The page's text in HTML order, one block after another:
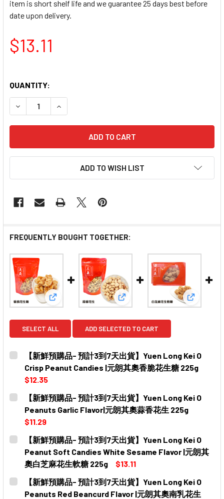
item is short shelf life and we guarantee 25 days best before
date upon delivery.
$13.11
QUANTITY:
DECREASE QUANTITY OF 【新鮮預購品- 預計3到7天出貨】
INCREASE QUANTITY OF 【新鮮預購品- 預計3
ADD TO WISH LIST
FREQUENTLY BOUGHT TOGETHER:
View: 【新鮮預購品- 預計3到7天出貨】Yuen
View: 【新鮮預購品- 預計3到
View: 【
SELECT ALL ADD SELECTED TO CART
【新鮮預購品- 預計3到7天出貨】Yuen Long Kei O
Crisp Peanut Candies |元朗其奧香脆花生糖 225g
$12.35
CURRENT
STOCK:
QUANTITY:
DECREASE QUANTITY OF 【新鮮預購品- 預計3到7天出貨
INCREASE QUANTITY OF 【新鮮預購品- 預計3
【新鮮預購品- 預計3到7天出貨】Yuen Long Kei O
Peanuts Garlic Flavor|元朗其奧蒜香花生 225g
$11.29
CURRENT
STOCK:
QUANTITY:
DECREASE QUANTITY OF 【新鮮預購品- 預計3到7天出貨
INCREASE QUANTITY OF 【新鮮預購品- 預計3
【新鮮預購品- 預計3到7天出貨】Yuen Long Kei O
Peanut Soft Candies White Sesame Flavor |元朗其
奧白芝麻花生軟糖 225g
$13.11
CURRENT
STOCK:
QUANTITY:
DECREASE QUANTITY OF 【新鮮預購品- 預計3到7天出貨
INCREASE QUANTITY OF 【新鮮預購品- 預計3
【新鮮預購品- 預計3到7天出貨】Yuen Long Kei O
Peanuts Red Beancurd Flavor |元朗其奧南乳花生